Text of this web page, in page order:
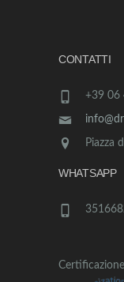
CONTATTI
+39 06
Piazza
WHATSAPP